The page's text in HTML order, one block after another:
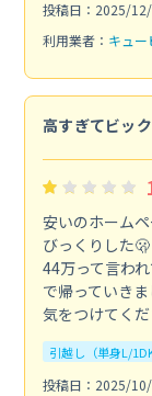
投稿日：2025/
利用業者： キュー
高すぎてビッ
安いのホーム
びっくりした🫢
44万って言わ
で帰っていき
気をつけてく
引越し（単身L/1DK
投稿日：2025/